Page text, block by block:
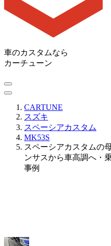
車のカスタムなら
カーチューン
CARTUNE
スズキ
スペーシアカスタム
MK53S
スペーシアカスタムの
ンサスから車高調へ・
事例